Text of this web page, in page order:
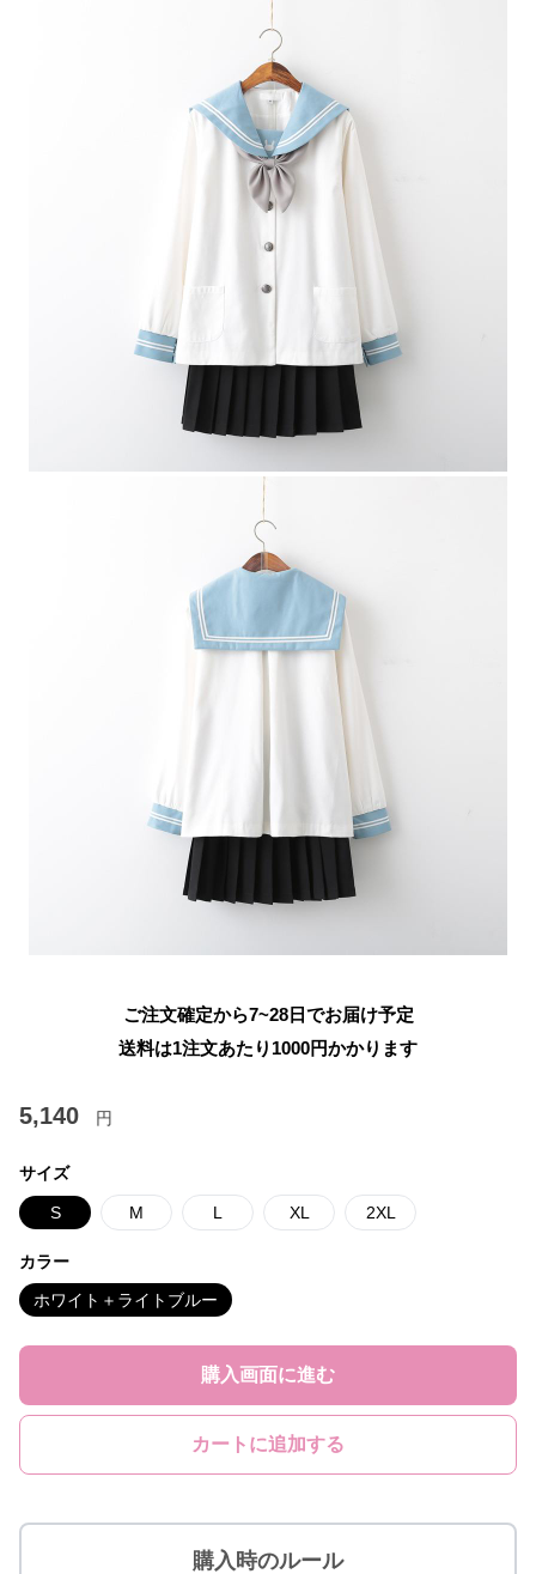
ご注文確定から7~28日でお届け予定
送料は1注文あたり 1000円かかります
5,140 円
サイズ
S M L XL 2XL
カラー
ホワイト＋ライトブルー
購入画面に進む
カートに追加する
購入時のルール